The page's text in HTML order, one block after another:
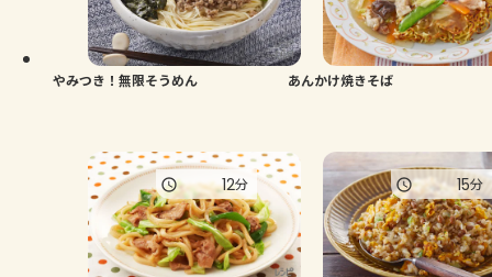
やみつき！無限そうめん あんかけ焼きそば
12分 15分